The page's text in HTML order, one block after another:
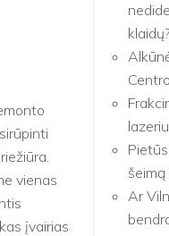
vienas
įvairias
klaidų?
Centro
Ar